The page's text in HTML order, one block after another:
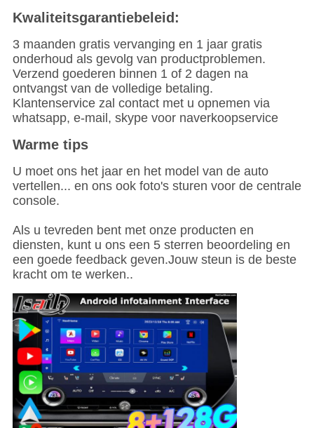
Kwaliteitsgarantiebeleid:
3 maanden gratis vervanging en 1 jaar gratis
onderhoud als gevolg van productproblemen.
Verzend goederen binnen 1 of 2 dagen na
ontvangst van de volledige betaling.
Klantenservice zal contact met u opnemen via
whatsapp, e-mail, skype voor naverkoopservice
Warme tips
U moet ons het jaar en het model van de auto
vertellen... en ons ook foto's sturen voor de centrale
console.
Als u tevreden bent met onze producten en
diensten, kunt u ons een 5 sterren beoordeling en
een goede feedback geven.Jouw steun is de beste
kracht om te werken..